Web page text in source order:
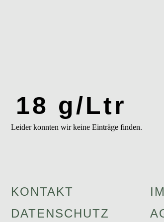
18 g/Ltr
Leider konnten wir keine Einträge finden.
KONTAKT
DATENSCHUTZ